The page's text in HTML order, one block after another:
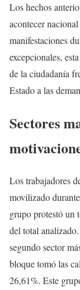
Los hechos
acontecer
manifestaciones
excepcionales,
de la ciudadanía
Estado a las
Sectores
Los trabajadores
movilizado
grupo protestó un
del total
segundo sector
bloque tomó las
26,61%. Este